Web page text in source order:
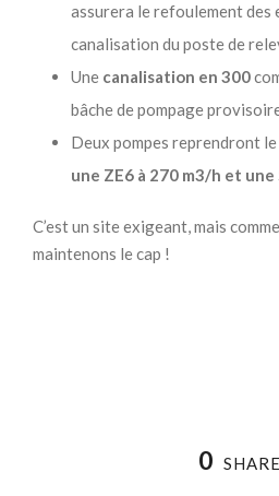
assurera le refoulement des
canalisation du poste de
Une canalisation en 300
bâche de pompage
Deux pompes reprendront
une ZE6 à 270 m3/h et une
C’est un site exigeant, mais
maintenons le cap !
0